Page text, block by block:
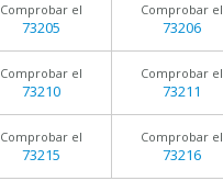
Comprobar el
73205
Comprobar el
73206
Comprobar el
73210
Comprobar el
73211
Comprobar el
73215
Comprobar el
73216